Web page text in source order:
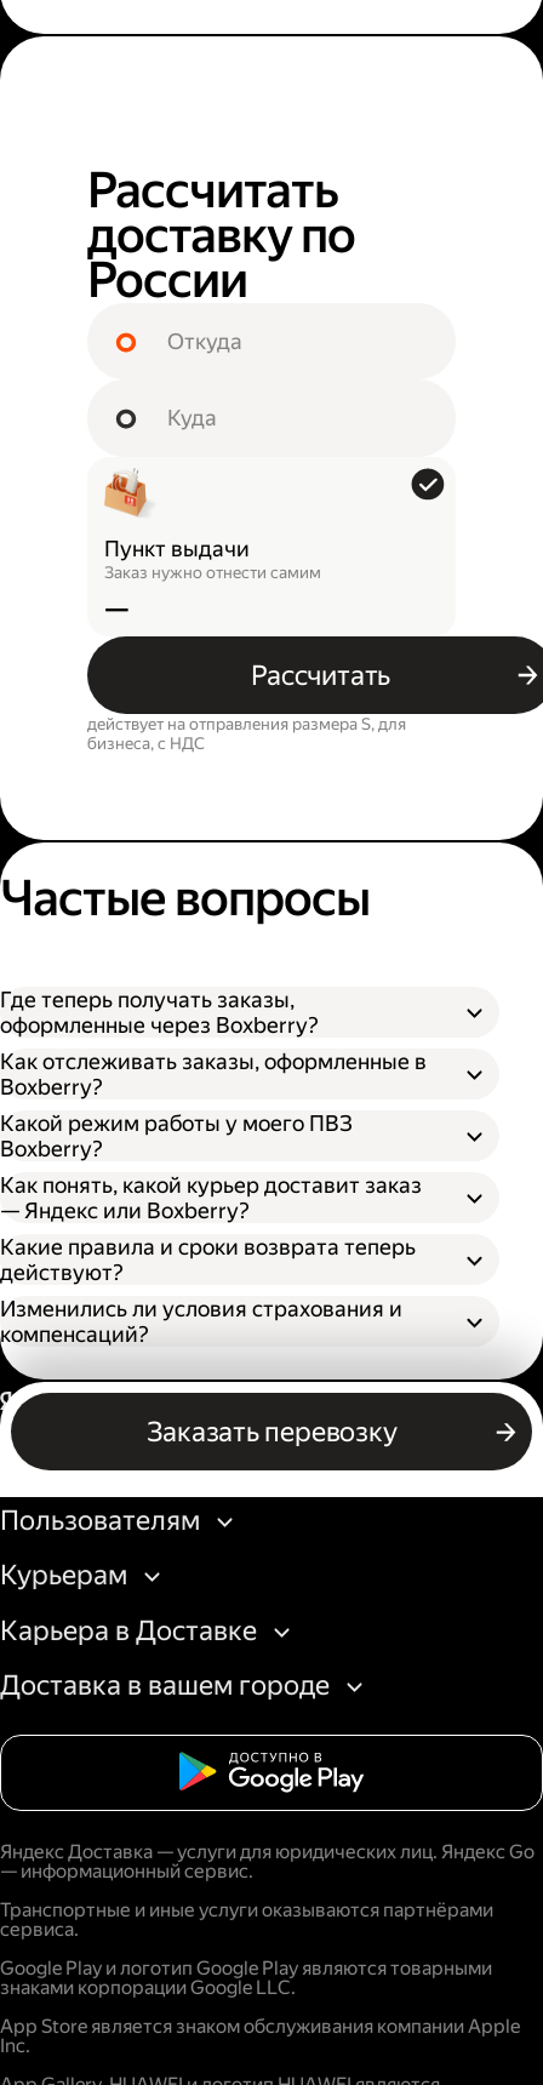
Рассчитать
доставку по
России
Пункт выдачи
Заказ нужно отнести самим
—
Рассчитать
действует на отправления размера S, для
бизнеса, c НДС
Частые вопросы
Где теперь получать заказы,
оформленные через Boxberry?
Как отслеживать заказы, оформленные в
Boxberry?
Какой режим работы у моего ПВЗ
Boxberry?
Как понять, какой курьер доставит заказ
— Яндекс или Boxberry?
Какие правила и сроки возврата теперь
действуют?
Изменились ли условия страхования и
компенсаций?
Заказать перевозку
Россия
Бизнесу
Пользователям
Курьерам
Карьера в Доставке
Доставка в вашем городе
Яндекс Доставка — услуги для юридических лиц. Яндекс Go
— информационный сервис.
Транспортные и иные услуги оказываются партнёрами
сервиса.
Google Play и логотип Google Play являются товарными
знаками корпорации Google LLC.
App Store является знаком обслуживания компании Apple
Inc.